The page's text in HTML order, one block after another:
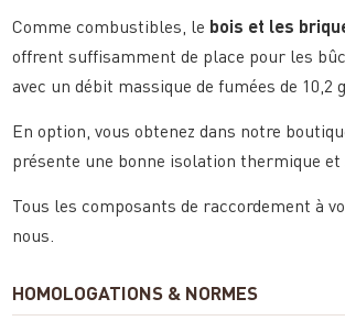
Comme combustibles, le bois et les
offrent suffisamment de place pour les
avec un débit massique de fumées de 10,2
En option, vous obtenez dans notre
présente une bonne isolation thermique
Tous les composants de raccordement à
nous.
HOMOLOGATIONS & NORMES